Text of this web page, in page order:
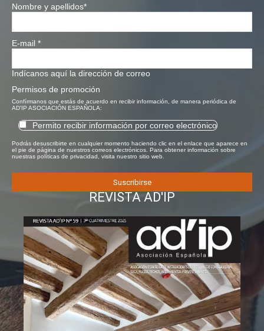
Nombre y apellidos*
E-mail *
Indícanos aquí la dirección de correo
Permisos de promoción
Confírmanos que estás de acuerdo en recibir información, de manera periódica de
AD'IP ASOCIACIÓN ESPAÑOLA:
Permito recibir información por correo electrónico
Podrás desuscribirte en cualquier momento haciendo clic en el enlace que aparece en
el pie de página de nuestros correos electrónicos. Para obtener información sobre
nuestras políticas de privacidad, visita nuestro sitio web.
REVISTA AD'IP